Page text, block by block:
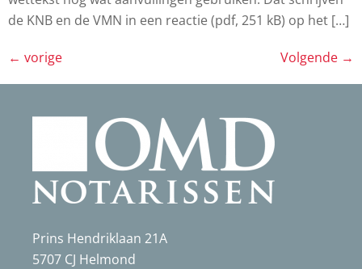
de KNB en de VMN in een reactie (pdf, 251 kB) op het […]
← vorige Volgende →
Prins Hendriklaan 21A
5707 CJ Helmond